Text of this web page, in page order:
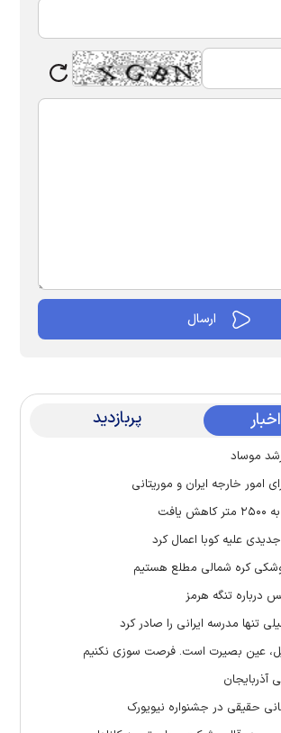
پربازدید
موساد
امور خارجه ایران و موریتانی
علیه کوبا اعمال کرد
موشکی کره شمالی مطلع هستیم
درباره تنگه هرمز
تنها مدرسه ایرانی را صادر کرد
عین بصیرت است. فرصت سوزی نکنیم
آذربایجان
حقیقی در جشنواره نیویورک